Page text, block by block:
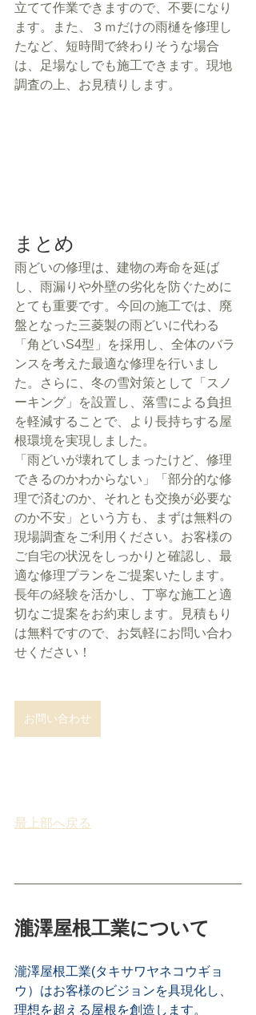
立てて作業できますので、不要になり
ます。また、３ｍだけの雨樋を修理し
たなど、短時間で終わりそうな場合
は、足場なしでも施工できます。現地
調査の上、お見積りします。
まとめ
雨どいの修理は、建物の寿命を延ば
し、雨漏りや外壁の劣化を防ぐために
とても重要です。今回の施工では、廃
盤となった三菱製の雨どいに代わる
「角どいS4型」を採用し、全体のバラ
ンスを考えた最適な修理を行いまし
た。さらに、冬の雪対策として「スノ
ーキング」を設置し、落雪による負担
を軽減することで、より長持ちする屋
根環境を実現しました。
「雨どいが壊れてしまったけど、修理
できるのかわからない」「部分的な修
理で済むのか、それとも交換が必要な
のか不安」という方も、まずは無料の
現場調査をご利用ください。お客様の
ご自宅の状況をしっかりと確認し、最
適な修理プランをご提案いたします。
長年の経験を活かし、丁寧な施工と適
切なご提案をお約束します。見積もり
は無料ですので、お気軽にお問い合わ
せください！
お問い合わせ
最上部へ戻る
瀧澤屋根工業について
瀧澤屋根工業(タキサワヤネコウギョ
ウ）はお客様のビジョンを具現化し、
理想を超える屋根を創造します。